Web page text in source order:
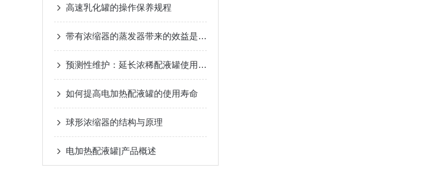
高速乳化罐的操作保养规程
带有浓缩器的蒸发器带来的效益是什么
预测性维护：延长浓稀配液罐使用寿命
如何提高电加热配液罐的使用寿命
球形浓缩器的结构与原理
电加热配液罐|产品概述